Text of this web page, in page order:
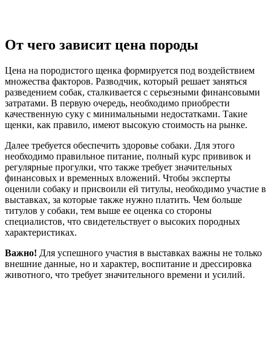
От чего зависит цена породы
Цена на породистого щенка формируется под воздействием
множества факторов. Разводчик, который решает заняться
разведением собак, сталкивается с серьезными финансовыми
затратами. В первую очередь, необходимо приобрести
качественную суку с минимальными недостатками. Такие
щенки, как правило, имеют высокую стоимость на рынке.
Далее требуется обеспечить здоровье собаки. Для этого
необходимо правильное питание, полный курс прививок и
регулярные прогулки, что также требует значительных
финансовых и временных вложений. Чтобы эксперты
оценили собаку и присвоили ей титулы, необходимо участие в
выставках, за которые также нужно платить. Чем больше
титулов у собаки, тем выше ее оценка со стороны
специалистов, что свидетельствует о высоких породных
характеристиках.
Важно! Для успешного участия в выставках важны не только
внешние данные, но и характер, воспитание и дрессировка
животного, что требует значительного времени и усилий.